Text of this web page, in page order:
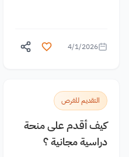
4/1/2026
التقديم للفرص
كيف أقدم على منحة
دراسية مجانية ؟